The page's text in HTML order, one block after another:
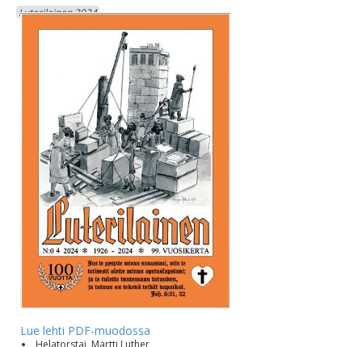
Luterilainen 2024
Lue lehti PDF-muodossa